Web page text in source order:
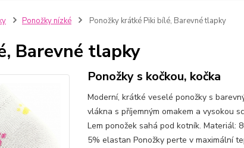
Ponožky nízké Ponožky krátké Piki bílé, Barevné tlapky
Barevné tlapky
Ponožky s kočkou, kočka
Moderní, krátké veselé ponožky s
vlákna s příjemným omakem a vysokou
Lem ponožek sahá pod kotník. Materiál:
5% elastan Ponožky perte v maximální